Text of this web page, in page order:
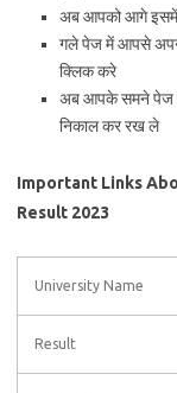
अब आपको आगे इसमें
गले पेज में आपसे
क्लिक करे
अब आपके समने पेज
निकाल कर रख ले
Important Links
Result 2023
University Name
Result